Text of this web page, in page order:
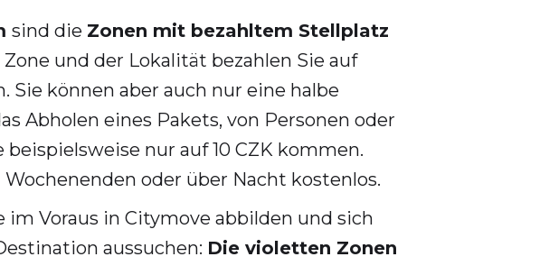
sind die Zonen mit bezahltem Stellplatz
und der Lokalität bezahlen Sie auf
Sie können aber auch nur eine halbe
Abholen eines Pakets, von Personen oder
nur auf 10 CZK kommen.
oder über Nacht kostenlos.
Voraus in Citymove abbilden und sich
aussuchen: Die violetten Zonen